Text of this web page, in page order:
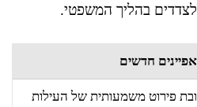
בהליך המשפטי.
חדשים
פירוט משמעותית של העילות